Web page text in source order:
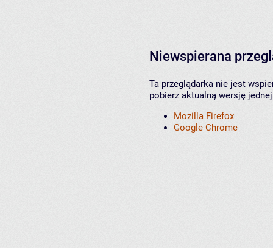
Niewspierana
Ta przeglądarka nie jest
pobierz aktualną wersję
Mozilla Firefox
Google Chrome